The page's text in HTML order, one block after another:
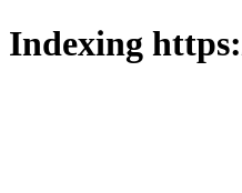
Indexing